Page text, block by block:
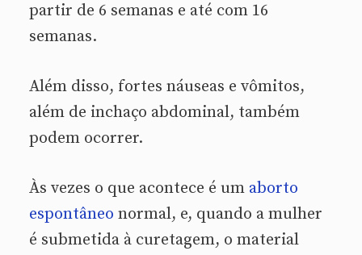
partir de 6 semanas e até com 16
semanas.
Além disso, fortes náuseas e vômitos,
além de inchaço abdominal, também
podem ocorrer.
Às vezes o que acontece é um aborto
espontâneo normal, e, quando a mulher
é submetida à curetagem, o material